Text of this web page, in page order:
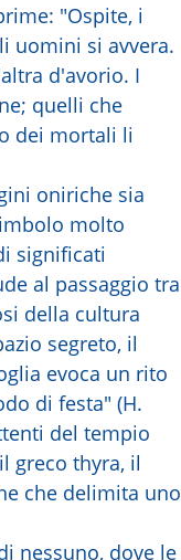
"Ospite, i
uomini si avvera.
d'avorio. I
quelli che
dei mortali li
oniriche sia
molto
significati
al passaggio tra
della cultura
segreto, il
evoca un rito
di festa" (H.
del tempio
greco thyra, il
che delimita uno
nessuno, dove le